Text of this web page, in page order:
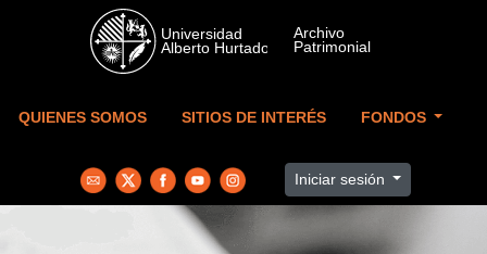
Skip to main content
QUIENES SOMOS SITIOS DE INTERÉS FONDOS
Iniciar sesión